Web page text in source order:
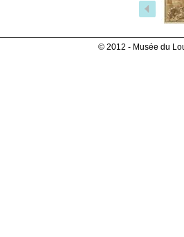
© 2012 - Musée du